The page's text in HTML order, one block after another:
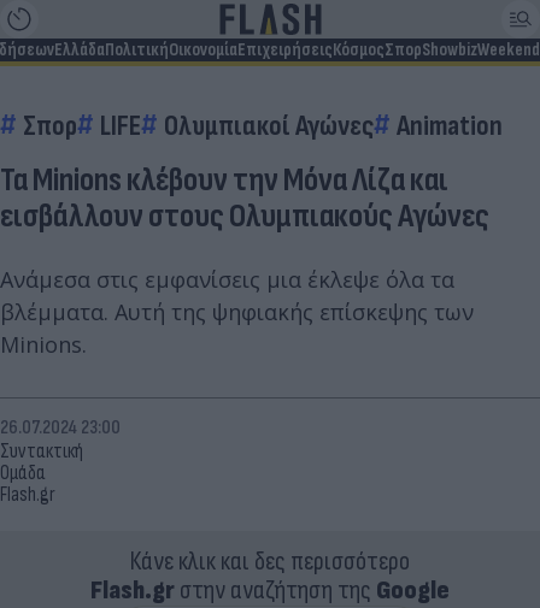
ΕλλάδαΠολιτικήΟικονομίαΕπιχειρήσειςΚόσμοςΣπορShowbizWeekend
Σπορ LIFE Ολυμπιακοί Αγώνες Animation
Τα Minions κλέβουν την Μόνα Λίζα και
εισβάλλουν στους Ολυμπιακούς Αγώνες
Ανάμεσα στις εμφανίσεις μια έκλεψε όλα τα
βλέμματα. Αυτή της ψηφιακής επίσκεψης των
Minions.
Συντακτική
Ομάδα
Flash.gr
26.07.2024 23:00
Κάνε κλικ και δες περισσότερο
Flash.grστην αναζήτηση της Google